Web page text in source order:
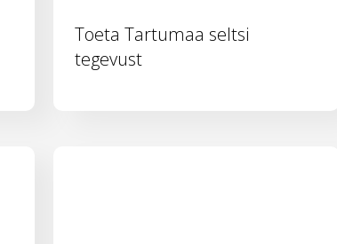
Toeta Tartumaa seltsi
tegevust